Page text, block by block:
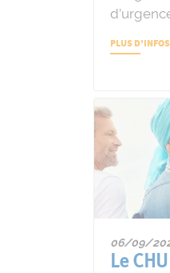
PLUS D'INFOS
06/09/
Le